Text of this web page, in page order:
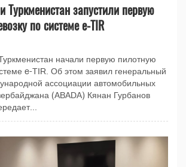
Туркменистан запустили первую
по системе e-TIR
начали первую пилотную
e-TIR. Об этом заявил генеральный
ассоциации автомобильных
(ABADA) Кянан Гурбанов